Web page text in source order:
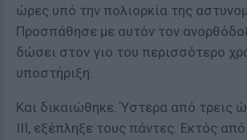
ώρες υπό την πολιορκία της
Προσπάθησε με αυτόν τον
δώσει στον γιο του περισσότερο
υποστήριξη.
Και δικαιώθηκε. Ύστερα από τρεις
III, εξέπληξε τους πάντες. Εκτός